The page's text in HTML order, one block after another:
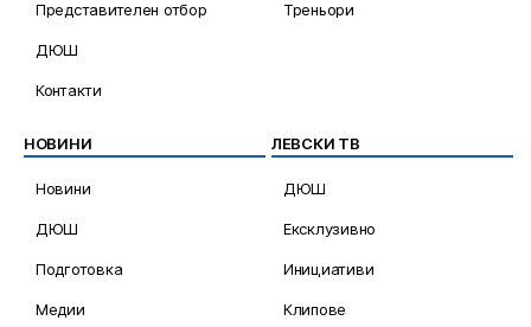
Представителен отбор
ДЮШ
Контакти
Треньори
НОВИНИ
Новини
ДЮШ
Подготовка
Медии
ЛЕВСКИ ТВ
ДЮШ
Ексклузивно
Инициативи
Клипове